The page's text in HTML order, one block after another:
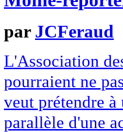
par JCFeraud
L'Association
pourraient ne
veut prétendre
parallèle d'une